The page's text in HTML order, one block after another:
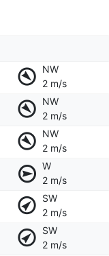
NW
2 m/s
NW
2 m/s
NW
2 m/s
W
2 m/s
SW
2 m/s
SW
2 m/s